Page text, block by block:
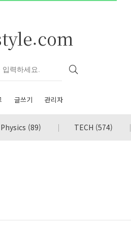
글쓰기 관리자
Physics (89) TECH (574)